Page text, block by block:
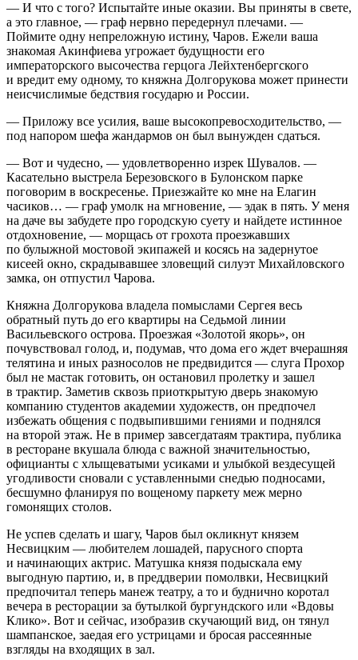
— И что с того? Испытайте иные оказии. Вы приняты в свете,
а это главное, — граф нервно передернул плечами. —
Поймите одну непреложную истину, Чаров. Ежели ваша
знакомая Акинфиева угрожает будущности его
императорского высочества герцога Лейхтенбергского
и вредит ему одному, то княжна Долгорукова может принести
неисчислимые бедствия государю и России.
— Приложу все усилия, ваше высокопревосходительство, —
под напором шефа жандармов он был вынужден сдаться.
— Вот и чудесно, — удовлетворенно изрек Шувалов. —
Касательно выстрела Березовского в Булонском парке
поговорим в воскресенье. Приезжайте ко мне на Елагин
часиков… — граф умолк на мгновение, — эдак в пять. У меня
на даче вы забудете про городскую суету и найдете истинное
отдохновение, — морщась от грохота проезжавших
по булыжной мостовой экипажей и косясь на задернутое
кисеей окно, скрадывавшее зловещий силуэт Михайловского
замка, он отпустил Чарова.
Княжна Долгорукова владела помыслами Сергея весь
обратный путь до его квартиры на Седьмой линии
Васильевского острова. Проезжая «Золотой якорь», он
почувствовал голод, и, подумав, что дома его ждет вчерашняя
телятина и иных разносолов не предвидится — слуга Прохор
был не мастак готовить, он остановил пролетку и зашел
в трактир. Заметив сквозь приоткрытую дверь знакомую
компанию студентов академии художеств, он предпочел
избежать общения с подвыпившими гениями и поднялся
на второй этаж. Не в пример завсегдатаям трактира, публика
в ресторане вкушала блюда с важной значительностью,
официанты с хлыщеватыми усиками и улыбкой вездесущей
угодливости сновали с уставленными снедью подносами,
бесшумно фланируя по вощеному паркету меж мерно
гомонящих столов.
Не успев сделать и шагу, Чаров был окликнут князем
Несвицким — любителем лошадей, парусного спорта
и начинающих актрис. Матушка князя подыскала ему
выгодную партию, и, в преддверии помолвки, Несвицкий
предпочитал теперь манеж театру, а то и буднично коротал
вечера в ресторации за бутылкой бургундского или «Вдовы
Клико». Вот и сейчас, изобразив скучающий вид, он тянул
шампанское, заедая его устрицами и бросая рассеянные
взгляды на входящих в зал.